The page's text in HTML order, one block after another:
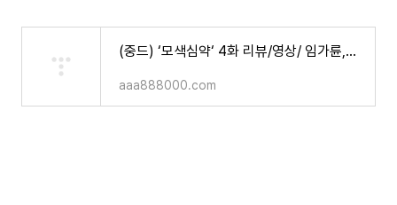
(중드) ‘모색심약‘ 4화 리뷰/영상/ 임가륜,안젤라베이비 주연
aaa888000.com